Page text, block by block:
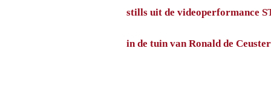
stills uit de videoperformance
in de tuin van Ronald de Ceuster